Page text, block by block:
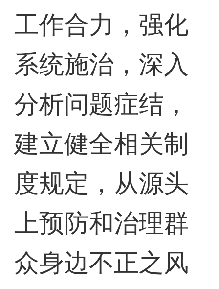
工作合力，强化
系统施治，深入
分析问题症结，
建立健全相关制
度规定，从源头
上预防和治理群
众身边不正之风